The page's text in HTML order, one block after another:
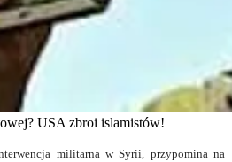
USA zbroi islamistów!
militarna w Syrii, przypomina na